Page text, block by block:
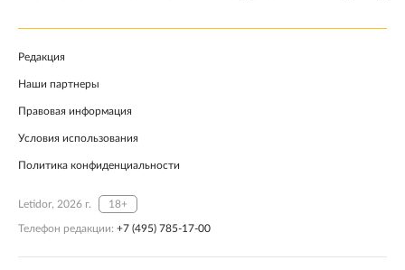
Редакция
Наши партнеры
Правовая информация
Условия использования
Политика конфиденциальности
Letidor, 2026 г. 18+
Телефон редакции: +7 (495) 785-17-00